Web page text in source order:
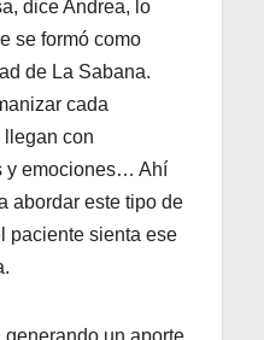
dice Andrea, lo
se formó como
de La Sabana.
cada
llegan con
y emociones… Ahí
abordar este tipo de
paciente sienta ese
un aporte